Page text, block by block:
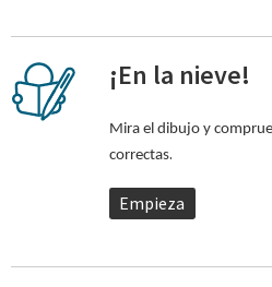
¡En la nieve!
Mira el dibujo y
correctas.
Empieza